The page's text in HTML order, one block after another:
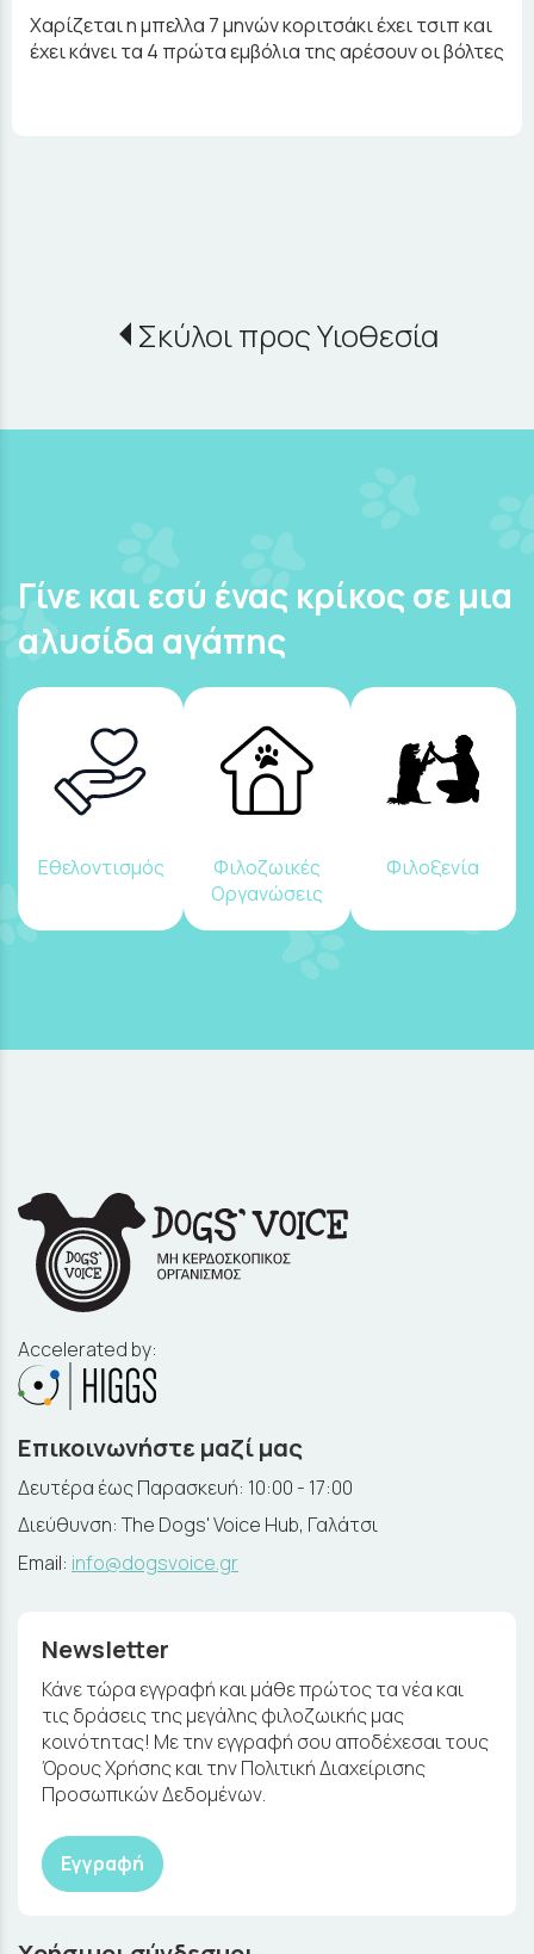
Χαρίζεται η μπελλα 7 μηνών κοριτσάκι έχει τσιπ και
έχει κάνει τα 4 πρώτα εμβόλια της αρέσουν οι βόλτες
Σκύλοι προς Υιοθεσία
Γίνε και εσύ ένας κρίκος σε μια
αλυσίδα αγάπης
Εθελοντισμός
Φιλοζωικές
Οργανώσεις
Φιλοξενία
Accelerated by:
Επικοινωνήστε μαζί μας
Δευτέρα έως Παρασκευή: 10:00 - 17:00
Διεύθυνση: The Dogs' Voice Hub, Γαλάτσι
Email: info@dogsvoice.gr
Newsletter
Κάνε τώρα εγγραφή και μάθε πρώτος τα νέα και
τις δράσεις της μεγάλης φιλοζωικής μας
κοινότητας! Με την εγγραφή σου αποδέχεσαι τους
Όρους Χρήσης και την Πολιτική Διαχείρισης
Προσωπικών Δεδομένων.
Εγγραφή